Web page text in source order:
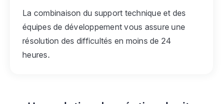
La combinaison du support technique et des
équipes de développement vous assure une
résolution des difficultés en moins de 24
heures.